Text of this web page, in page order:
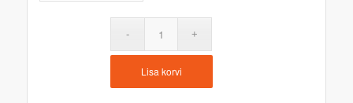
Lisa korvi